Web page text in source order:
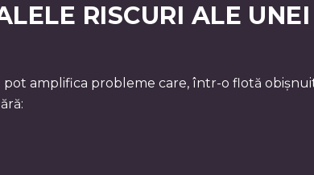
RISCURI ALE
amplifica probleme care, într-o flotă